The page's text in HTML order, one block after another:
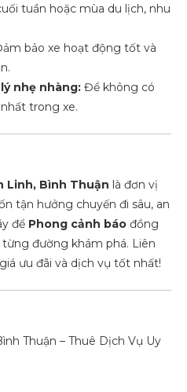
tuần hoặc mùa du lịch, nhu
bảo xe hoạt động tốt và
nhẹ nhàng: Để không có
trong xe.
Linh, Bình Thuận là đơn vị
tận hưởng chuyến đi sâu, an
để Phong cảnh báo đồng
đường khám phá. Liên
ưu đãi và dịch vụ tốt nhất!
Thuận – Thuê Dịch Vụ Uy